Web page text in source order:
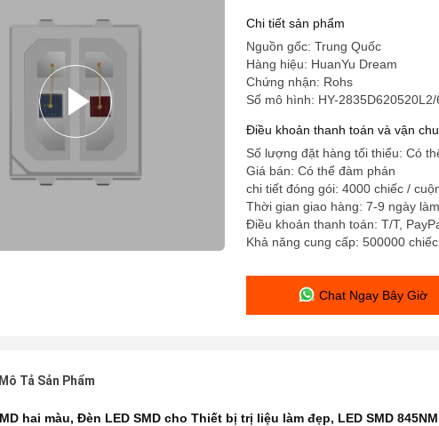
Chi tiết sản phẩm
Nguồn gốc: Trung Quốc
Hàng hiệu: HuanYu Dream
Chứng nhận: Rohs
Số mô hình: HY-2835D620520L2/
Điều khoản thanh toán và vận
Số lượng đặt hàng tối thiểu: Có
Giá bán: Có thể đàm phán
chi tiết đóng gói: 4000 chiếc /
Thời gian giao hàng: 7-9 ngày
Điều khoản thanh toán: T/T,
Khả năng cung cấp: 500000
Chat Ngay Bây Giờ
Mô Tả Sản Phẩm
hai màu, Đèn LED SMD cho Thiết bị trị liệu làm đẹp, LED SMD 845NM